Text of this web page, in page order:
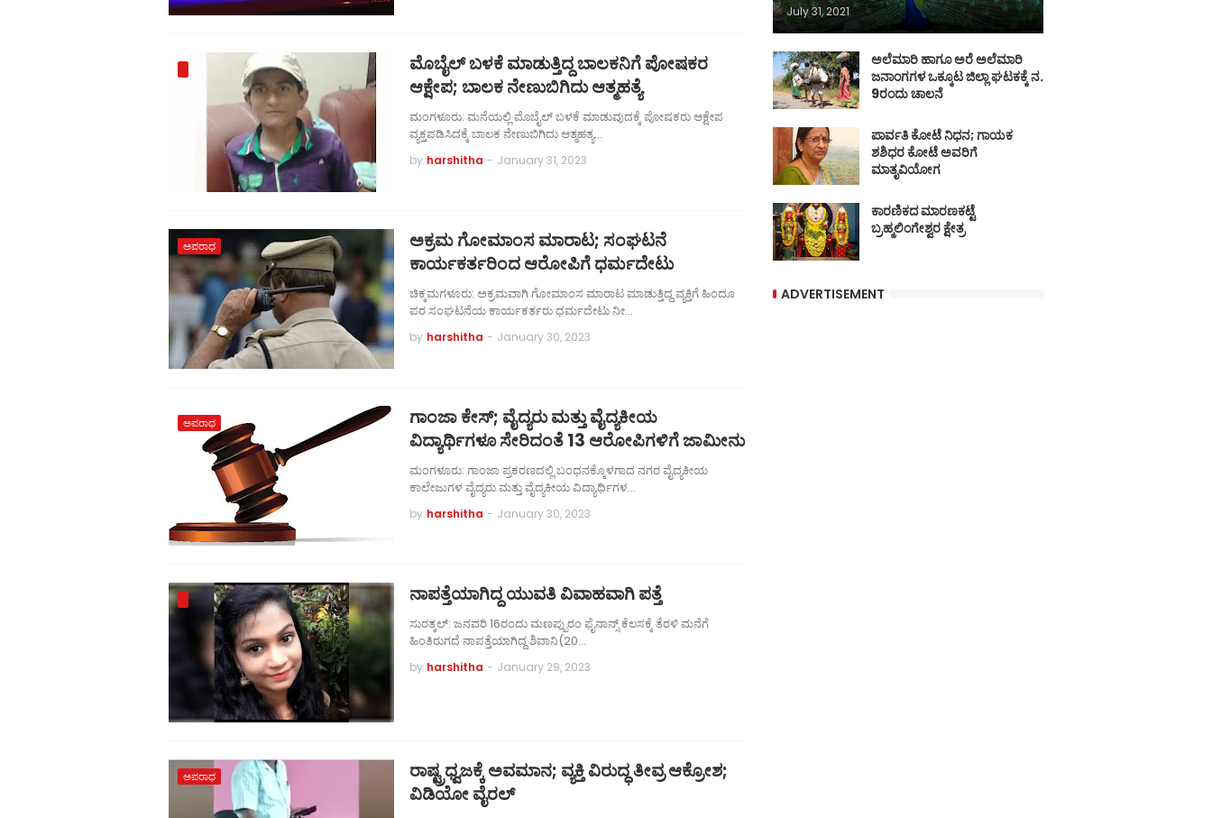
ಮೊಬೈಲ್ ಬಳಕೆ ಮಾಡುತ್ತಿದ್ದ ಬಾಲಕನಿಗೆ ಪೋಷಕರ
ಆಕ್ಷೇಪ; ಬಾಲಕ ನೇಣುಬಿಗಿದು ಆತ್ಮಹತ್ಯೆ
ಮಂಗಳೂರು: ಮನೆಯಲ್ಲಿ ಮೊಬೈಲ್ ಬಳಕೆ ಮಾಡುವುದಕ್ಕೆ ಪೋಷಕರು ಆಕ್ಷೇಪ
ವ್ಯಕ್ತಪಡಿಸಿದಕ್ಕೆ ಬಾಲಕ ನೇಣುಬಿಗಿದು ಆತ್ಮಹತ್ಯ…
by harshitha - January 31, 2023
ಅಪರಾಧ
ಅಕ್ರಮ ಗೋಮಾಂಸ ಮಾರಾಟ; ಸಂಘಟನೆ
ಕಾರ್ಯಕರ್ತರಿಂದ ಆರೋಪಿಗೆ ಧರ್ಮದೇಟು
ಚಿಕ್ಕಮಗಳೂರು: ಅಕ್ರಮವಾಗಿ ಗೋಮಾಂಸ ಮಾರಾಟ ಮಾಡುತ್ತಿದ್ದ ವ್ಯಕ್ತಿಗೆ ಹಿಂದೂ
ಪರ ಸಂಘಟನೆಯ ಕಾರ್ಯಕರ್ತರು ಧರ್ಮದೇಟು ನೀ…
by harshitha - January 30, 2023
ಅಪರಾಧ
ಗಾಂಜಾ ಕೇಸ್; ವೈದ್ಯರು ಮತ್ತು ವೈದ್ಯಕೀಯ
ವಿದ್ಯಾರ್ಥಿಗಳೂ ಸೇರಿದಂತೆ 13 ಆರೋಪಿಗಳಿಗೆ ಜಾಮೀನು
ಮಂಗಳೂರು: ಗಾಂಜಾ ಪ್ರಕರಣದಲ್ಲಿ ಬಂಧನಕ್ಕೊಳಗಾದ ನಗರ ವೈದ್ಯಕೀಯ
ಕಾಲೇಜುಗಳ ವೈದ್ಯರು ಮತ್ತು ವೈದ್ಯಕೀಯ ವಿದ್ಯಾರ್ಥಿಗಳ…
by harshitha - January 30, 2023
ನಾಪತ್ತೆಯಾಗಿದ್ದ ಯುವತಿ ವಿವಾಹವಾಗಿ ಪತ್ತೆ
ಸುರತ್ಕಲ್: ಜನವರಿ 16ರಂದು ಮಣಪ್ಪುರಂ ಫೈನಾನ್ಸ್ ಕೆಲಸಕ್ಕೆ ತೆರಳಿ ಮನೆಗೆ
ಹಿಂತಿರುಗದೆ ನಾಪತ್ತೆಯಾಗಿದ್ದ ಶಿವಾನಿ(20…
by harshitha - January 29, 2023
ಅಪರಾಧ
ರಾಷ್ಟ್ರಧ್ವಜಕ್ಕೆ ಅವಮಾನ; ವ್ಯಕ್ತಿ ವಿರುದ್ಧ ತೀವ್ರ ಆಕ್ರೋಶ;
ವಿಡಿಯೋ ವೈರಲ್
July 31, 2021
ಅಲೆಮಾರಿ ಹಾಗೂ ಅರೆ ಅಲೆಮಾರಿ
ಜನಾಂಗಗಳ ಒಕ್ಕೂಟ ಜಿಲ್ಲಾ ಘಟಕಕ್ಕೆ ನ.
9ರಂದು ಚಾಲನೆ
ಪಾರ್ವತಿ ಕೋಟೆ ನಿಧನ; ಗಾಯಕ
ಶಶಿಧರ ಕೋಟೆ ಅವರಿಗೆ
ಮಾತೃವಿಯೋಗ
ಕಾರಣಿಕದ ಮಾರಣಕಟ್ಟೆ
ಬ್ರಹ್ಮಲಿಂಗೇಶ್ವರ ಕ್ಷೇತ್ರ
ADVERTISEMENT